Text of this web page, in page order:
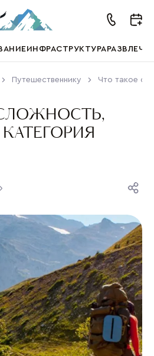
ИНФРАСТРУКТУРА
Путешественнику Что такое
КАТЕГОРИЯ